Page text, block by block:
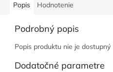
Popis Hodnotenie
Podrobný popis
Popis produktu nie je dostupný
Dodatočné parametre